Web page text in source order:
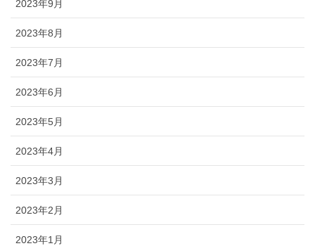
2023年9月
2023年8月
2023年7月
2023年6月
2023年5月
2023年4月
2023年3月
2023年2月
2023年1月